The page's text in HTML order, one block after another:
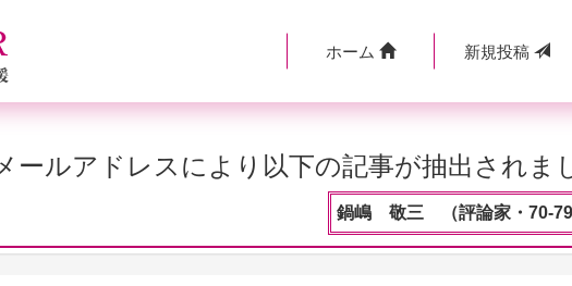
ホーム 新規投稿
ールアドレスにより以下の記事が抽出されま
鍋嶋 敬三 （評論家・70-79